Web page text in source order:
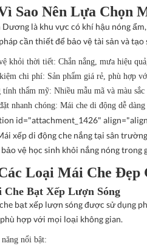
Sao Nên Lựa Chọn
Dương là khu vực có khí hậu nóng
cần thiết để bảo vệ tài sản và
khỏi thời tiết: Chắn nắng, mưa hiệu
chi phí: Sản phẩm giá rẻ, phù hợp
tính thẩm mỹ: Nhiều mẫu mã và màu
nhanh chóng: Mái che di động dễ
id="attachment_1426"
vệ học sinh khỏi nắng nóng
Loại Mái Che Đẹp
Che Bạt Xếp Lượn Sóng
bạt xếp lượn sóng được sử dụng
hợp với mọi loại không gian.
nổi bật: